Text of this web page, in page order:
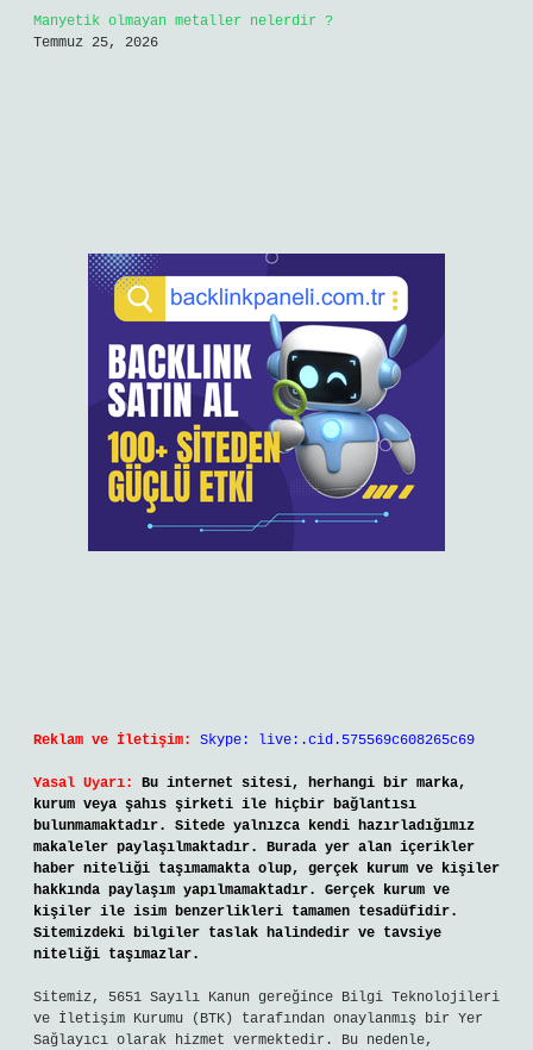
Manyetik olmayan metaller nelerdir ?
Temmuz 25, 2026
Reklam ve İletişim: Skype: live:.cid.575569c608265c69
Yasal Uyarı:
Bu internet sitesi, herhangi bir marka,
kurum veya şahıs şirketi ile hiçbir bağlantısı
bulunmamaktadır. Sitede yalnızca kendi hazırladığımız
makaleler paylaşılmaktadır. Burada yer alan içerikler
haber niteliği taşımamakta olup, gerçek kurum ve kişiler
hakkında paylaşım yapılmamaktadır. Gerçek kurum ve
kişiler ile isim benzerlikleri tamamen tesadüfidir.
Sitemizdeki bilgiler taslak halindedir ve tavsiye
niteliği taşımazlar.
Sitemiz, 5651 Sayılı Kanun gereğince Bilgi Teknolojileri
ve İletişim Kurumu (BTK) tarafından onaylanmış bir Yer
Sağlayıcı olarak hizmet vermektedir. Bu nedenle,